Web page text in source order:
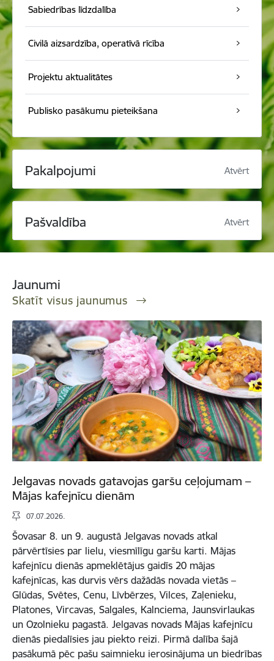
Sabiedrības līdzdalība
Civilā aizsardzība, operatīvā rīcība
Projektu aktualitātes
Publisko pasākumu pieteikšana
Pakalpojumi Atvērt
Pašvaldība Atvērt
Jaunumi
Skatīt visus jaunumus
Jelgavas novads gatavojas garšu ceļojumam –
Mājas kafejnīcu dienām
07.07.2026.
Šovasar 8. un 9. augustā Jelgavas novads atkal
pārvērtīsies par lielu, viesmīlīgu garšu karti. Mājas
kafejnīcu dienās apmeklētājus gaidīs 20 mājas
kafejnīcas, kas durvis vērs dažādās novada vietās –
Glūdas, Svētes, Cenu, Līvbērzes, Vilces, Zaļenieku,
Platones, Vircavas, Salgales, Kalnciema, Jaunsvirlaukas
un Ozolnieku pagastā. Jelgavas novads Mājas kafejnīcu
dienās piedalīsies jau piekto reizi. Pirmā dalība šajā
pasākumā pēc pašu saimnieku ierosinājuma un biedrības